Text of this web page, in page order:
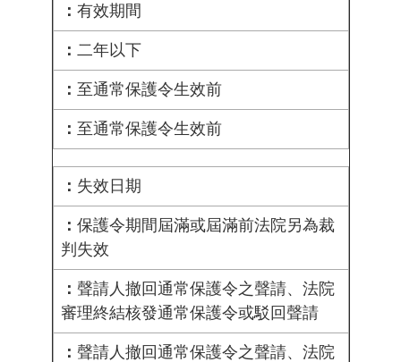
有效期間
二年以下
至通常保護令生效前
至通常保護令生效前
失效日期
保護令期間屆滿或屆滿前法院另為裁
判失效
聲請人撤回通常保護令之聲請、法院
審理終結核發通常保護令或駁回聲請
聲請人撤回通常保護令之聲請、法院